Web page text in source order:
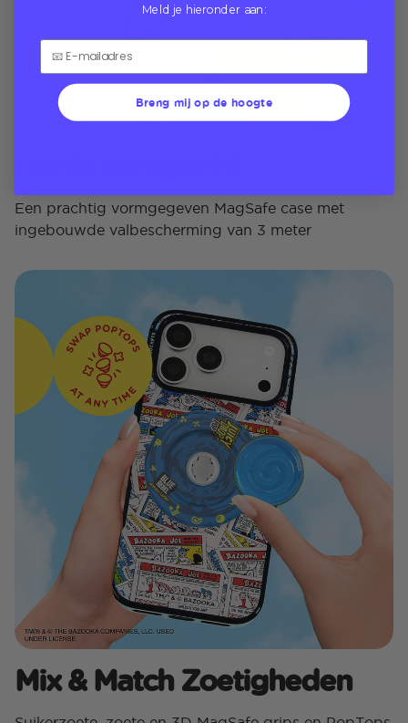
Een prachtig vormgegeven MagSafe case met
ingebouwde valbescherming van 3 meter
Mix & Match Zoetigheden
Meld je hieronder aan:
Breng mij op de hoogte